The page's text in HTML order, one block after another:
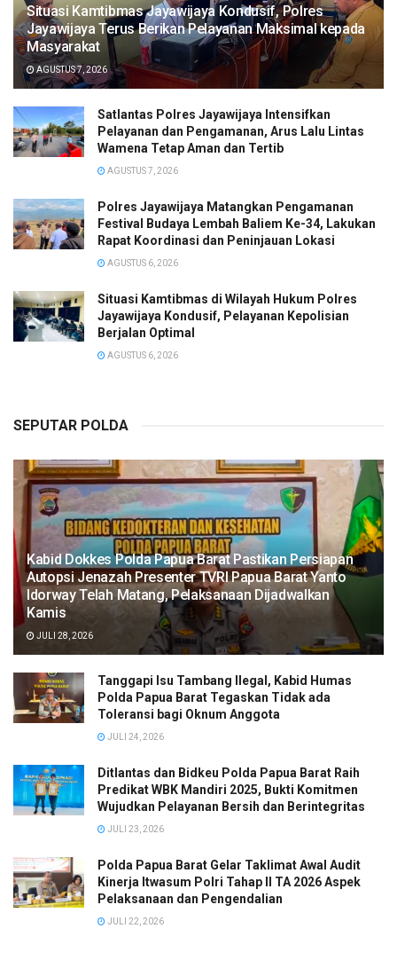
Situasi Kamtibmas Jayawijaya Kondusif, Polres
Jayawijaya Terus Berikan Pelayanan Maksimal kepada
Masyarakat
AGUSTUS 7, 2026
Satlantas Polres Jayawijaya Intensifkan
Pelayanan dan Pengamanan, Arus Lalu Lintas
Wamena Tetap Aman dan Tertib
AGUSTUS 7, 2026
Polres Jayawijaya Matangkan Pengamanan
Festival Budaya Lembah Baliem Ke-34, Lakukan
Rapat Koordinasi dan Peninjauan Lokasi
AGUSTUS 6, 2026
Situasi Kamtibmas di Wilayah Hukum Polres
Jayawijaya Kondusif, Pelayanan Kepolisian
Berjalan Optimal
AGUSTUS 6, 2026
SEPUTAR POLDA
Kabid Dokkes Polda Papua Barat Pastikan Persiapan
Autopsi Jenazah Presenter TVRI Papua Barat Yanto
Idorway Telah Matang, Pelaksanaan Dijadwalkan
Kamis
JULI 28, 2026
Tanggapi Isu Tambang Ilegal, Kabid Humas
Polda Papua Barat Tegaskan Tidak ada
Toleransi bagi Oknum Anggota
JULI 24, 2026
Ditlantas dan Bidkeu Polda Papua Barat Raih
Predikat WBK Mandiri 2025, Bukti Komitmen
Wujudkan Pelayanan Bersih dan Berintegritas
JULI 23, 2026
Polda Papua Barat Gelar Taklimat Awal Audit
Kinerja Itwasum Polri Tahap II TA 2026 Aspek
Pelaksanaan dan Pengendalian
JULI 22, 2026